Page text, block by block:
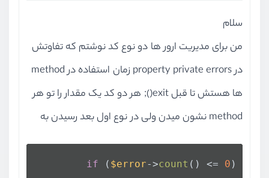
سلام
من برای مدیریت ارور ها دو نوع کد نوشتم که تفاوتش
در property private errors زمان استفاده در method
ها هستش تا قبل exit(); هر دو کد یک مقدار را تو هر
method نشون میدن ولی در نوع اول بعد رسیدن به
if ( $error->count () <= 0 ) {